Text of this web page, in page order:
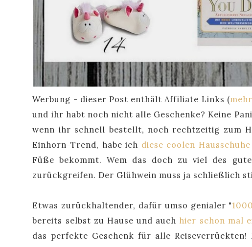
Werbung - dieser Post enthält Affiliate Links (
und ihr habt noch nicht alle Geschenke? Keine
wenn ihr schnell bestellt, noch rechtzeitig zum
Einhorn-Trend, habe ich diese coolen Hausschuhe
Füße bekommt. Wem das doch zu viel des
zurückgreifen. Der Glühwein muss ja schließlich
Etwas zurückhaltender, dafür umso genialer "
bereits selbst zu Hause und auch hier schon mal
das perfekte Geschenk für alle Reiseverrückten!